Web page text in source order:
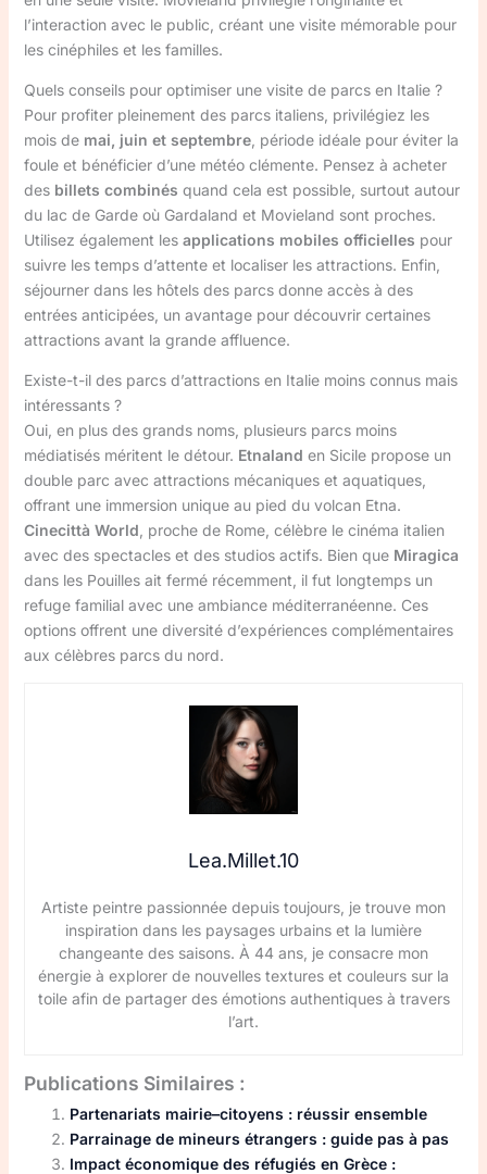
l’interaction avec le public, créant une visite mémorable pour
les cinéphiles et les familles.
Quels conseils pour optimiser une visite de parcs en Italie ?
Pour profiter pleinement des parcs italiens, privilégiez les
mois de mai, juin et septembre, période idéale pour éviter la
foule et bénéficier d’une météo clémente. Pensez à acheter
des billets combinés quand cela est possible, surtout autour
du lac de Garde où Gardaland et Movieland sont proches.
Utilisez également les applications mobiles officielles pour
suivre les temps d’attente et localiser les attractions. Enfin,
séjourner dans les hôtels des parcs donne accès à des
entrées anticipées, un avantage pour découvrir certaines
attractions avant la grande affluence.
Existe-t-il des parcs d’attractions en Italie moins connus mais
intéressants ?
Oui, en plus des grands noms, plusieurs parcs moins
médiatisés méritent le détour. Etnaland en Sicile propose un
double parc avec attractions mécaniques et aquatiques,
offrant une immersion unique au pied du volcan Etna.
Cinecittà World , proche de Rome, célèbre le cinéma italien
avec des spectacles et des studios actifs. Bien que Miragica
dans les Pouilles ait fermé récemment, il fut longtemps un
refuge familial avec une ambiance méditerranéenne. Ces
options offrent une diversité d’expériences complémentaires
aux célèbres parcs du nord.
Lea.Millet.10
Artiste peintre passionnée depuis toujours, je trouve mon
inspiration dans les paysages urbains et la lumière
changeante des saisons. À 44 ans, je consacre mon
énergie à explorer de nouvelles textures et couleurs sur la
toile afin de partager des émotions authentiques à travers
l’art.
Publications Similaires :
Partenariats mairie–citoyens : réussir ensemble
Parrainage de mineurs étrangers : guide pas à pas
Impact économique des réfugiés en Grèce :